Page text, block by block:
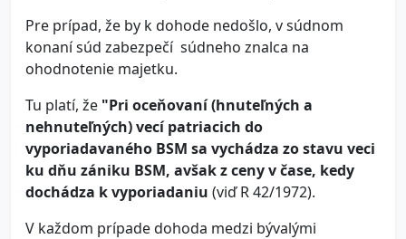
Pre prípad, že by k dohode nedošlo, v súdnom
konaní súd zabezpečí súdneho znalca na
ohodnotenie majetku.
Tu platí, že "Pri oceňovaní (hnuteľných a
nehnuteľných) vecí patriacich do
vyporiadavaného BSM sa vychádza zo stavu veci
ku dňu zániku BSM, avšak z ceny v čase, kedy
dochádza k vyporiadaniu (viď R 42/1972).
V každom prípade dohoda medzi bývalými